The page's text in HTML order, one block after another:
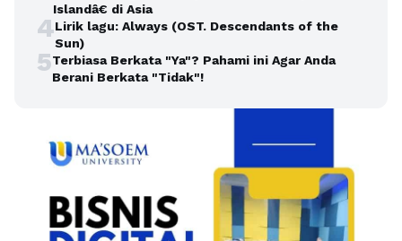
Islandâ€ di Asia
4Lirik lagu: Always (OST. Descendants of the
Sun)
5Terbiasa Berkata "Ya"? Pahami ini Agar Anda
Berani Berkata "Tidak"!